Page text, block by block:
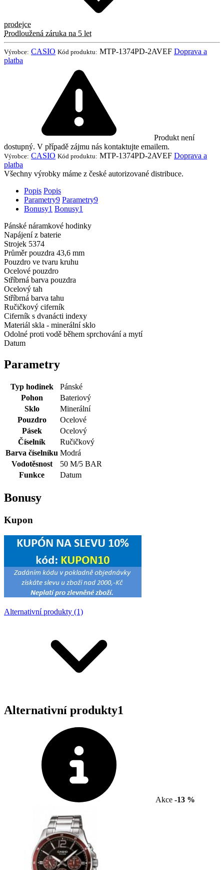
prodejce
Prodloužená záruka na 5 let
Výrobce: CASIO Kód produktu: MTP-1374PD-2AVEF Doprava a
platba
Produkt není
dostupný. V případě zájmu nás kontaktujte emailem.
Výrobce: CASIO Kód produktu: MTP-1374PD-2AVEF Doprava a
platba
Všechny výrobky máme z české autorizované distribuce.
Popis Popis
Parametry9 Parametry9
Bonusy1 Bonusy1
Pánské náramkové hodinky
Napájení z baterie
Strojek 5374
Průměr pouzdra 43,6 mm
Pouzdro ve tvaru kruhu
Ocelové pouzdro
Stříbrná barva pouzdra
Ocelový tah
Stříbrná barva tahu
Ručičkový ciferník
Ciferník s dvanácti indexy
Materiál skla - minerální sklo
Odolné proti vodě během sprchování a mytí
Datum
Parametry
Typ hodinek
Pánské
Pohon
Bateriový
Sklo
Minerální
Pouzdro
Ocelové
Pásek
Ocelový
Číselník
Ručičkový
Barva číselníku Modrá
Vodotěsnost
50 M/5 BAR
Funkce
Datum
Bonusy
Kupon
Alternativní produkty (1)
Alternativní produkty1
Akce -13 %